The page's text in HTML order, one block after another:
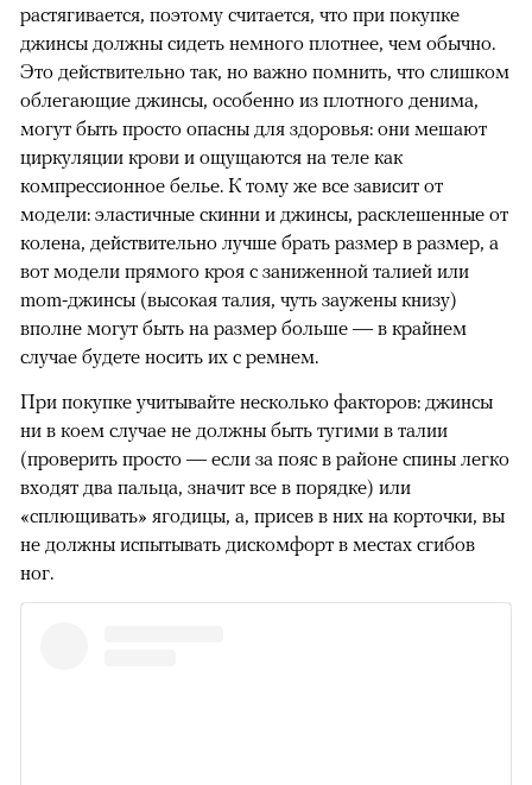
растягивается, поэтому считается, что при покупке
джинсы должны сидеть немного плотнее, чем обычно.
Это действительно так, но важно помнить, что слишком
облегающие джинсы, особенно из плотного денима,
могут быть просто опасны для здоровья: они мешают
циркуляции крови и ощущаются на теле как
компрессионное белье. К тому же все зависит от
модели: эластичные скинни и джинсы, расклешенные от
колена, действительно лучше брать размер в размер, а
вот модели прямого кроя с заниженной талией или
mom-джинсы (высокая талия, чуть заужены книзу)
вполне могут быть на размер больше — в крайнем
случае будете носить их с ремнем.
При покупке учитывайте несколько факторов: джинсы
ни в коем случае не должны быть тугими в талии
(проверить просто — если за пояс в районе спины легко
входят два пальца, значит все в порядке) или
«сплющивать» ягодицы, а, присев в них на корточки, вы
не должны испытывать дискомфорт в местах сгибов
ног.